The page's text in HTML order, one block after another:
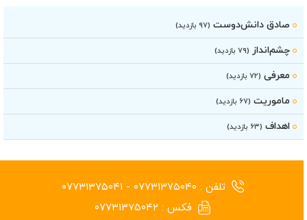
صادق دانش‌دوست (۹۷ بازدید)
چشم‌انداز
معرفی (۷۲ بازدید)
ماموریت (۶۷ بازدید)
اهداف (۶۳ بازدید)
تلفن : ۰۷۷۳۱۳۷۵۰۴۰ - ۰۷۷۳۱۳۷۵۰۴۱
فکس : ۰۷۷۳۱۳۷۵۰۴۲